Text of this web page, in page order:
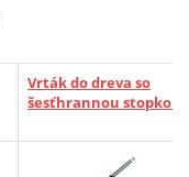
Vrták do dreva so
šesťhrannou stopkou